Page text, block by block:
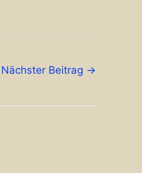
Nächster Beitrag →